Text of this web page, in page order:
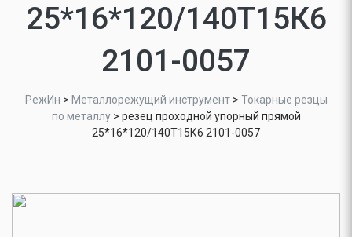
25*16*120/140Т15К6
2101-0057
РежИн > Металлорежущий инструмент> Токарные резцы
по металлу> резец проходной упорный прямой
25*16*120/140Т15К6 2101-0057